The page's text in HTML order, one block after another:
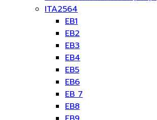
ITA2564
EB1
EB2
EB3
EB4
EB5
EB6
EB 7
EB8